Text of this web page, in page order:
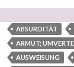
ABSURDITÄT
ARMUT;
AUSWEISUNG